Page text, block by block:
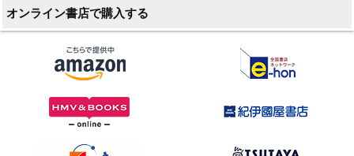
オンライン書店で購入する